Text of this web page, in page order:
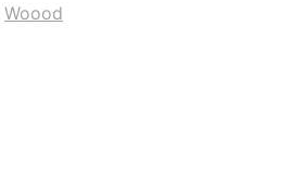
Woood